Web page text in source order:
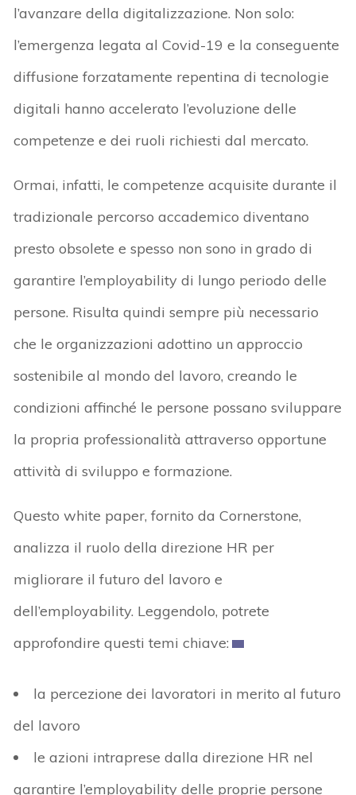
l’avanzare della digitalizzazione. Non solo:
l’emergenza legata al Covid-19 e la conseguente
diffusione forzatamente repentina di tecnologie
digitali hanno accelerato l’evoluzione delle
competenze e dei ruoli richiesti dal mercato.
Ormai, infatti, le competenze acquisite durante il
tradizionale percorso accademico diventano
presto obsolete e spesso non sono in grado di
garantire l’employability di lungo periodo delle
persone. Risulta quindi sempre più necessario
che le organizzazioni adottino un approccio
sostenibile al mondo del lavoro, creando le
condizioni affinché le persone possano sviluppare
la propria professionalità attraverso opportune
attività di sviluppo e formazione.
Questo white paper, fornito da Cornerstone,
analizza il ruolo della direzione HR per
migliorare il futuro del lavoro e
dell’employability. Leggendolo, potrete
approfondire questi temi chiave:
la percezione dei lavoratori in merito al futuro
del lavoro
le azioni intraprese dalla direzione HR nel
garantire l’employability delle proprie persone